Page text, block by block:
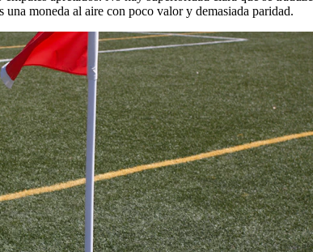
moneda al aire con poco valor y demasiada paridad.